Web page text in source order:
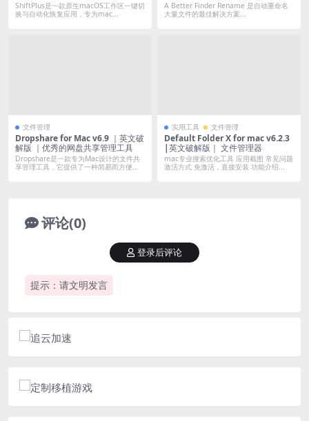
ShiftPlus是一款原生macOS工作区一键切
换与自动化恢复应用，专为mac...
重命名
A Better Finder Rename 是自动重命名
大量文件的最佳解决方案...
文件管理
Dropshare for Mac v6.9 ｜英文破
解版 ｜优秀的网盘共享管理工具
Dropshare是一款专为Mac设计的文件共
享管理工具，它提供了一种简易而方便...
实用工具 文件管理
Default Folder X for mac v6.2.3
|英文破解版｜ 文件管理器
mac专业搜索优化工具 应用截图 常见问题
激活方式 免激活，直接安装 功能介绍...
评论(0)
提示：请文明发言
登录后评论